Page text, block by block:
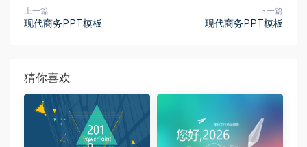
上一篇
现代商务PPT模板
下一篇
现代商务PPT模板
猜你喜欢